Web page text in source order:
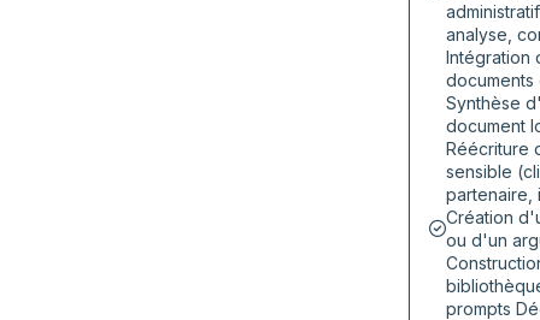
analyse,
Intégration
documents
Synthèse
document
Réécriture
sensible
partenaire,
Création
ou d'un
prompts